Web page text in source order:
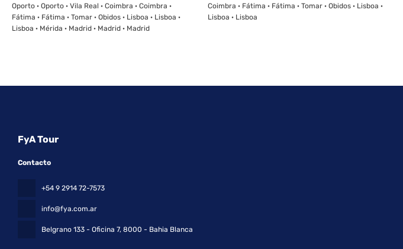
Oporto · Oporto · Vila Real · Coimbra · Coimbra ·
Fátima · Fátima · Tomar · Obidos · Lisboa · Lisboa ·
Lisboa · Mérida · Madrid · Madrid · Madrid
Coimbra · Fátima · Fátima · Tomar · Obidos · Lisboa ·
Lisboa · Lisboa
FyA Tour
Contacto
+54 9 2914 72-7573
info@fya.com.ar
Belgrano 133 - Oficina 7, 8000 - Bahia Blanca